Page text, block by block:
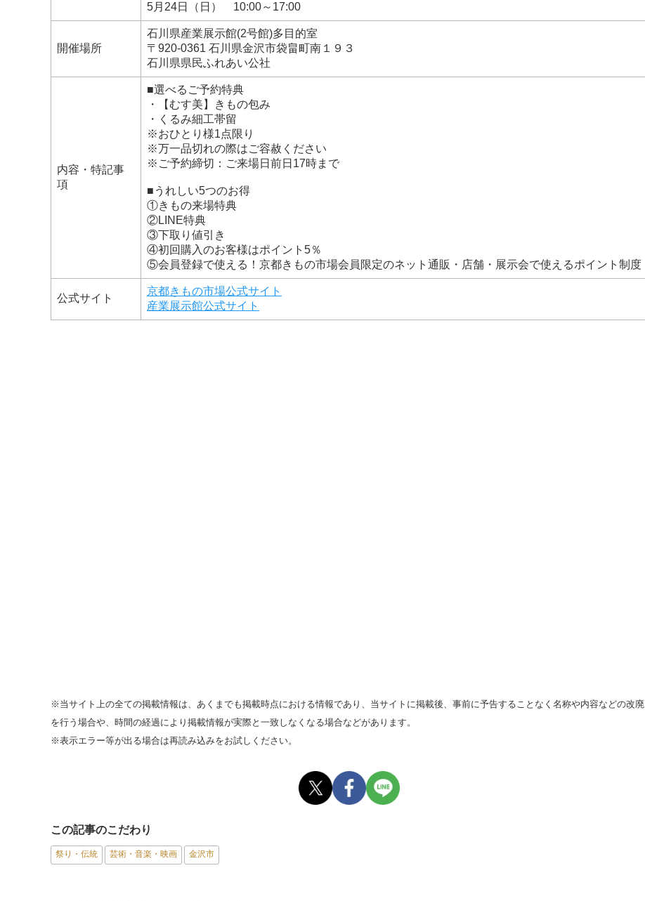
5月24日（日） 10:00～17:00
開催場所
石川県産業展示館(2号館)多目的室
〒920-0361 石川県金沢市袋畠町南１９３
石川県県民ふれあい公社
内容・特記事
項
■選べるご予約特典
・【むす美】きもの包み
・くるみ細工帯留
※おひとり様1点限り
※万一品切れの際はご容赦ください
※ご予約締切：ご来場日前日17時まで
■うれしい5つのお得
①きもの来場特典
②LINE特典
③下取り値引き
④初回購入のお客様はポイント5％
⑤会員登録で使える！京都きもの市場会員限定のネット通販・店舗・展示会で使えるポイント制度
公式サイト
京都きもの市場公式サイト
産業展示館公式サイト
※当サイト上の全ての掲載情報は、あくまでも掲載時点における情報であり、当サイトに掲載後、事前に予告することなく名称や内容などの改廃
を行う場合や、時間の経過により掲載情報が実際と一致しなくなる場合などがあります。
※表示エラー等が出る場合は再読み込みをお試しください。
この記事のこだわり
祭り・伝統 芸術・音楽・映画 金沢市